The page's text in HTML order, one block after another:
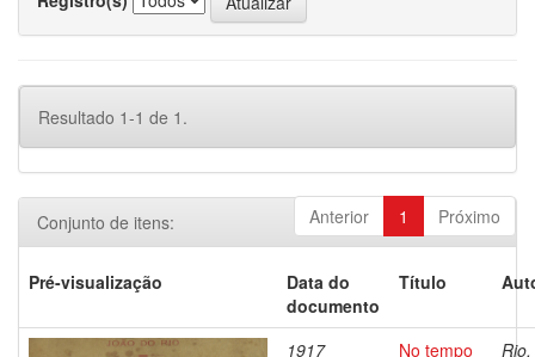
Resultado 1-1 de 1.
Anterior 1 Próximo
Conjunto de itens:
Pré-visualização
Data do
documento
Título
1917
No tempo